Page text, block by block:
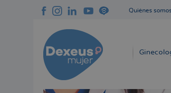
Quiénes